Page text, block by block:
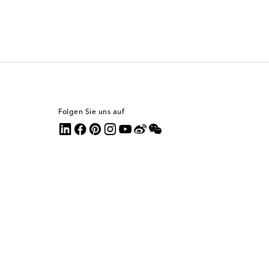
Folgen Sie uns auf